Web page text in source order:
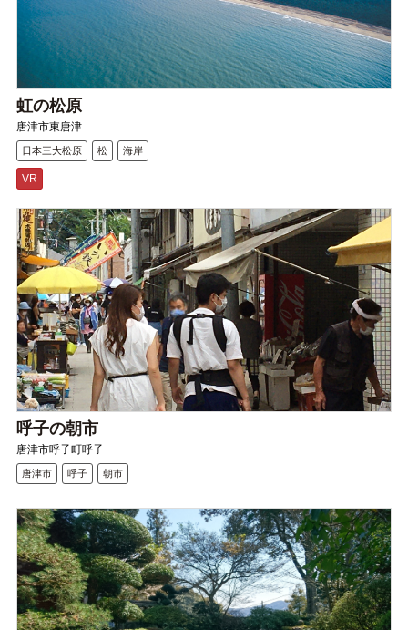
虹の松原
唐津市東唐津
日本三大松原 松 海岸
VR
呼子の朝市
唐津市呼子町呼子
唐津市 呼子 朝市